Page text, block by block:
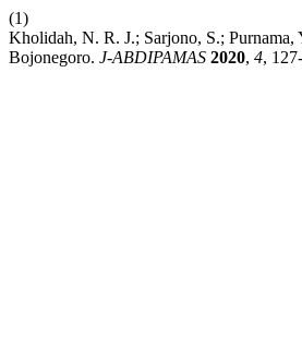
(1)
Kholidah, N. R. J.; Sarjono, S.;
Bojonegoro. J-ABDIPAMAS 2020, 4,